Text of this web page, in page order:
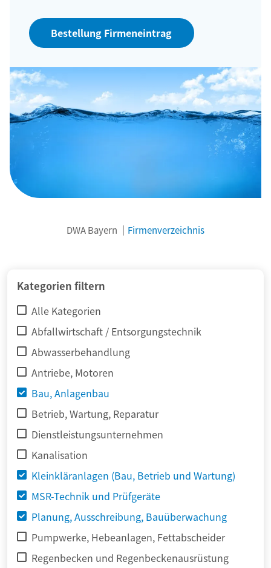
Bestellung Firmeneintrag
DWA Bayern Firmenverzeichnis
Kategorien filtern
Alle Kategorien
Abfallwirtschaft / Entsorgungstechnik
Abwasserbehandlung
Antriebe, Motoren
Bau, Anlagenbau
Betrieb, Wartung, Reparatur
Dienstleistungsunternehmen
Kanalisation
Kleinkläranlagen (Bau, Betrieb und Wartung)
MSR-Technik und Prüfgeräte
Planung, Ausschreibung, Bauüberwachung
Pumpwerke, Hebeanlagen, Fettabscheider
Regenbecken und Regenbeckenausrüstung